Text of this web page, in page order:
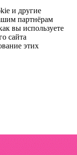
и другие
партнёрам
вы используете
сайта
этих